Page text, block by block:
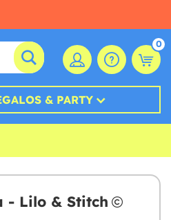
0
& PARTY
- Lilo & Stitch